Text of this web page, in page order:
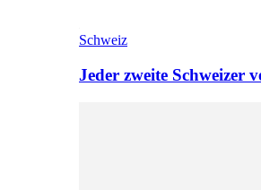
Schweiz
Jeder zweite Schweizer